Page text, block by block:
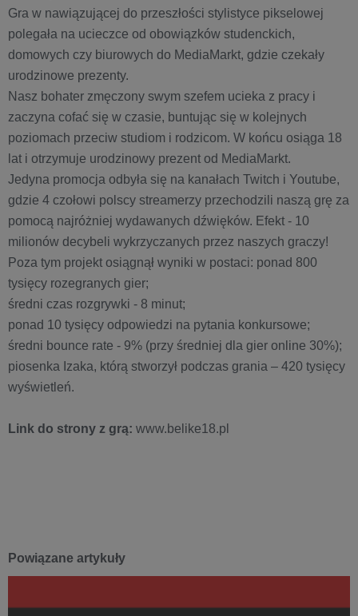
Gra w nawiązującej do przeszłości stylistyce pikselowej
polegała na ucieczce od obowiązków studenckich,
domowych czy biurowych do MediaMarkt, gdzie czekały
urodzinowe prezenty.
Nasz bohater zmęczony swym szefem ucieka z pracy i
zaczyna cofać się w czasie, buntując się w kolejnych
poziomach przeciw studiom i rodzicom. W końcu osiąga 18
lat i otrzymuje urodzinowy prezent od MediaMarkt.
Jedyna promocja odbyła się na kanałach Twitch i Youtube,
gdzie 4 czołowi polscy streamerzy przechodzili naszą grę za
pomocą najróżniej wydawanych dźwięków. Efekt - 10
milionów decybeli wykrzyczanych przez naszych graczy!
Poza tym projekt osiągnął wyniki w postaci: ponad 800
tysięcy rozegranych gier;
średni czas rozgrywki - 8 minut;
ponad 10 tysięcy odpowiedzi na pytania konkursowe;
średni bounce rate - 9% (przy średniej dla gier online 30%);
piosenka Izaka, którą stworzył podczas grania – 420 tysięcy
wyświetleń.
Link do strony z grą: www.belike18.pl
Powiązane artykuły